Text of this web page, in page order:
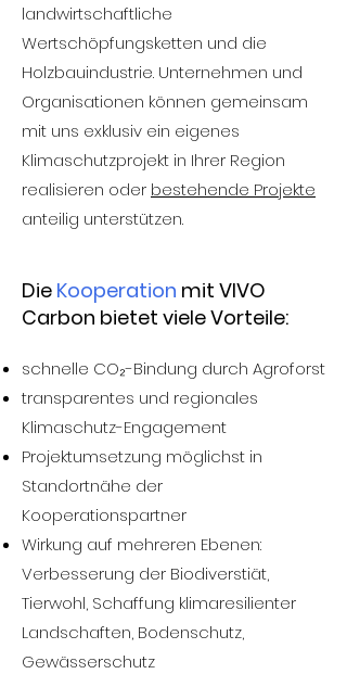
landwirtschaftliche
Wertschöpfungsketten und die
Holzbauindustrie. Unternehmen und
Organisationen können gemeinsam
mit uns exklusiv ein eigenes
Klimaschutzprojekt in Ihrer Region
realisieren oder bestehende Projekte
anteilig unterstützen.​
Die Kooperation mit VIVO
Carbon bietet viele Vorteile:
schnelle CO₂-Bindung durch Agroforst
transparentes und regionales
Klimaschutz-Engagement
Projektumsetzung möglichst in
Standortnähe der
Kooperationspartner
Wirkung auf mehreren Ebenen:
Verbesserung der Biodiverstiät,
Tierwohl, Schaffung klimaresilienter
Landschaften, Bodenschutz,
Gewässerschutz